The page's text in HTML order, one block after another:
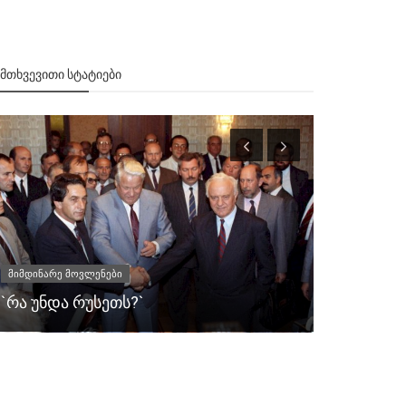
ᲡᲢᲐᲢᲘᲔᲑᲘ
მიმდინარე მოვლენები
`რა უნდა რუსეთს?`